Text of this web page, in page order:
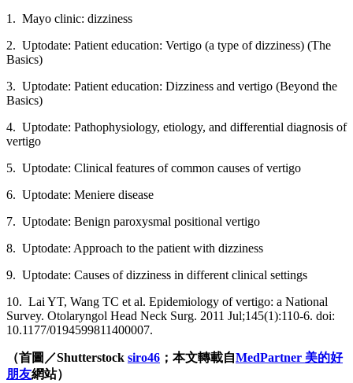
1. Mayo clinic: dizziness
2. Uptodate: Patient education: Vertigo (a type of dizziness) (The
Basics)
3. Uptodate: Patient education: Dizziness and vertigo (Beyond the
Basics)
4. Uptodate: Pathophysiology, etiology, and differential diagnosis of
vertigo
5. Uptodate: Clinical features of common causes of vertigo
6. Uptodate: Meniere disease
7. Uptodate: Benign paroxysmal positional vertigo
8. Uptodate: Approach to the patient with dizziness
9. Uptodate: Causes of dizziness in different clinical settings
10. Lai YT, Wang TC et al. Epidemiology of vertigo: a National
Survey. Otolaryngol Head Neck Surg. 2011 Jul;145(1):110-6. doi:
10.1177/0194599811400007.
（首圖／Shutterstock siro46 ；本文轉載自MedPartner 美的好
朋友網站）